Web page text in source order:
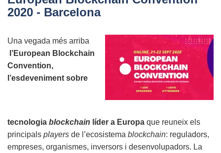
sobre
l'app
COVID
2020 - Barcelona
Una vegada més arriba
l’European Blockchain
Convention,
l’esdeveniment sobre
tecnologia blockchain líder a Europa que reuneix els
principals players de l’ecosistema blockchain: reguladors,
empreses, organismes, inversors i desenvolupadors. La